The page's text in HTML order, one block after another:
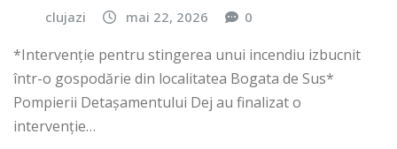
clujazi mai 22, 2026 0
*Intervenție pentru stingerea unui incendiu izbucnit
într-o gospodărie din localitatea Bogata de Sus*
Pompierii Detașamentului Dej au finalizat o
intervenție…